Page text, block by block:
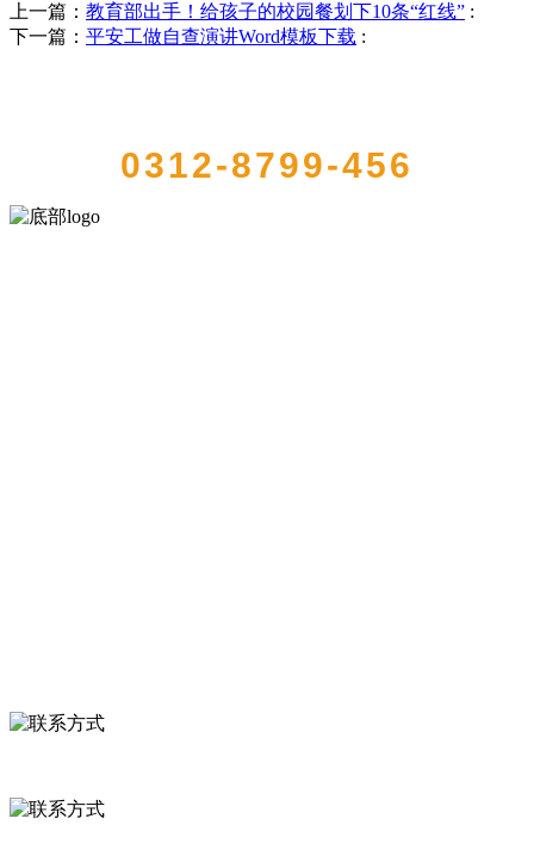
上一篇： 教育部出手！给孩子的校园餐划下10条“红线” :
下一篇： 平安工做自查演讲Word模板下载 :
0312-8799-456